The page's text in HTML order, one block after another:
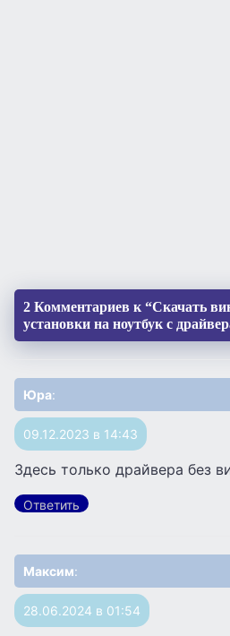
2 Комментариев к “Скачать
установки на ноутбук с
Юра:
09.12.2023 в 14:43
Здесь только драйвера без
Ответить
Максим:
28.06.2024 в 01:54